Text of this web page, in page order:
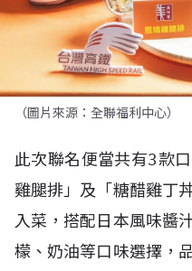
（圖片來源：全聯福利中心）
此次聯名便當共有3款
雞腿排」及「糖醋雞丁
入菜，搭配日本風味醬
檬、奶油等口味選擇，